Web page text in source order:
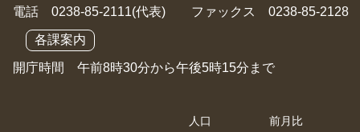
電話 0238-85-2111(代表) ファックス 0238-85-2128
各課案内
開庁時間 午前8時30分から午後5時15分まで
人口 前月比